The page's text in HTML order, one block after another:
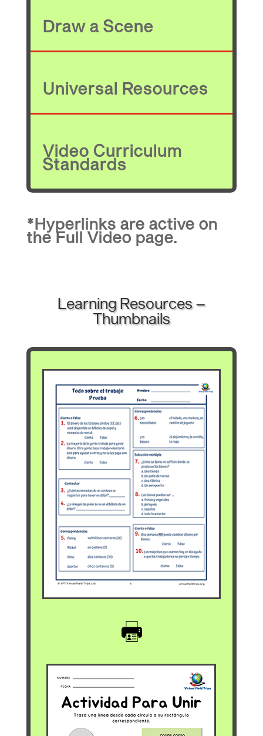
Draw a Scene
Universal Resources
Video Curriculum
Standards
*Hyperlinks are active on
the Full Videopage.
Learning Resources –
Thumbnails